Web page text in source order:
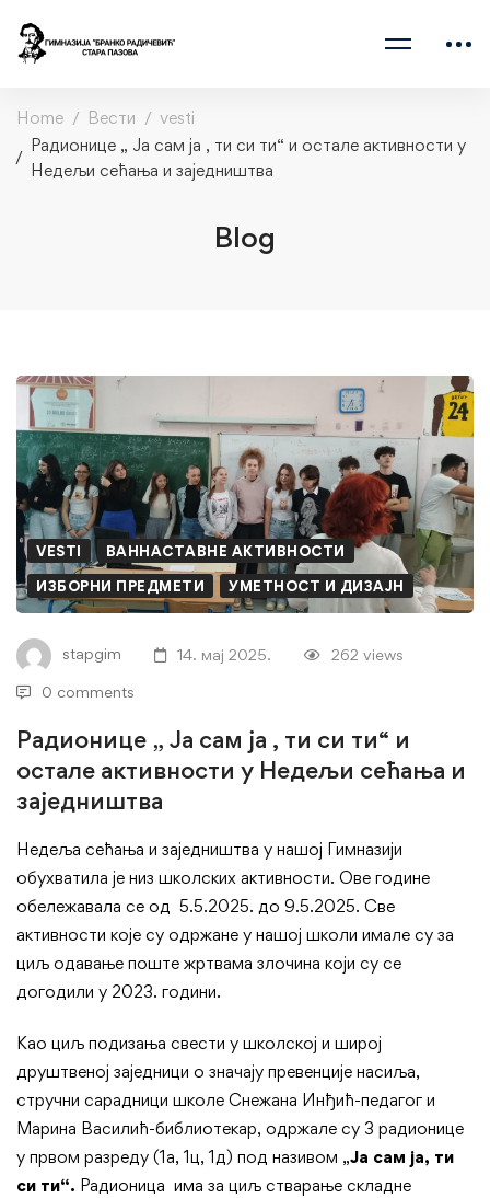
Home Вести
vesti
Радионице „ Ја сам ја , ти си ти“ и остале активности у
Недељи сећања и заједништва
Blog
Радионице
„
Ја
сам
ја
,
ти
си
ти“
и
остале
активности
у
Недељи
сећања
и
заједништва
VESTI
ВАННАСТАВНЕ АКТИВНОСТИ
ИЗБОРНИ ПРЕДМЕТИ
УМЕТНОСТ И ДИЗАЈН
stapgim 14. мај 2025. 262 views
0 comments
Радионице „ Ја сам ја , ти си ти“ и
остале активности у Недељи сећања и
заједништва
Недеља сећања и заједништва у нашој Гимназији
обухватила је низ школских активности. Ове године
обележавала се од 5.5.2025. до 9.5.2025. Све
активности које су одржане у нашој школи имале су за
циљ одавање поште жртвама злочина који су се
догодили у 2023. години.
Као циљ подизања свести у школској и широј
друштвеној заједници о значају превенције насиља,
стручни сарадници школе Снежана Инђић-педагог и
Марина Василић-библиотекар, одржале су 3 радионице
у првом разреду (1а, 1ц, 1д) под називом „Ја сам ја, ти
си ти“. Радионица има за циљ стварање складне